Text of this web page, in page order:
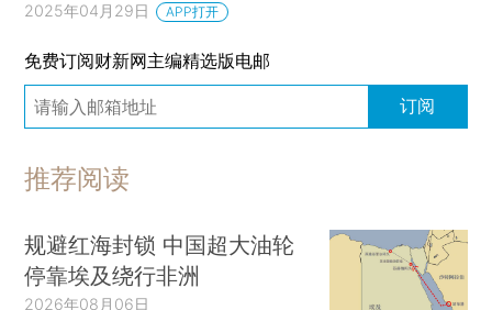
2025年04月29日 APP打开
免费订阅财新网主编精选版电邮
订阅
推荐阅读
规避红海封锁 中国超大油轮
停靠埃及绕行非洲
2026年08月06日